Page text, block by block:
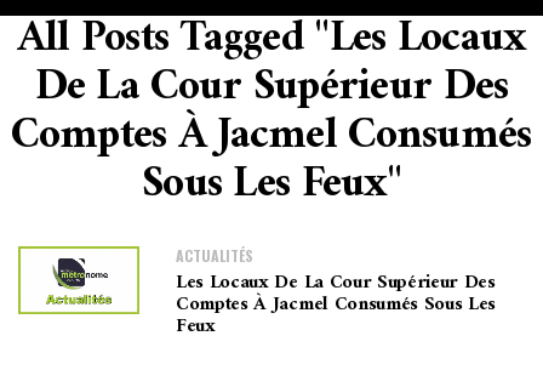
All Posts Tagged "Les Locaux
De La Cour Supérieur Des
Comptes À Jacmel Consumés
Sous Les Feux"
ACTUALITÉS
Les Locaux De La Cour Supérieur Des
Comptes À Jacmel Consumés Sous Les
Feux